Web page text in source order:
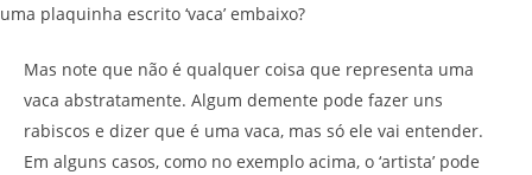
uma plaquinha escrito ‘vaca’ embaixo?
Mas note que não é qualquer coisa que representa uma
vaca abstratamente. Algum demente pode fazer uns
rabiscos e dizer que é uma vaca, mas só ele vai entender.
Em alguns casos, como no exemplo acima, o ‘artista’ pode